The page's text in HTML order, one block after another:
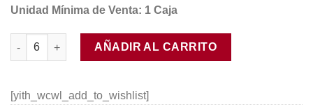
Unidad Mínima de Venta: 1 Caja
Vitulia Gran Reserva 2007 cantidad
AÑADIR AL CARRITO
[yith_wcwl_add_to_wishlist]